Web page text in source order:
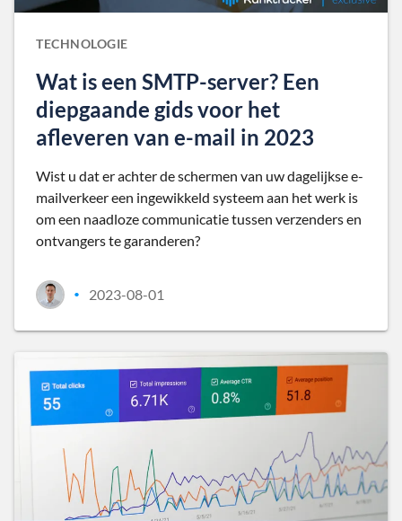
TECHNOLOGIE
Wat is een SMTP-server? Een
diepgaande gids voor het
afleveren van e-mail in 2023
Wist u dat er achter de schermen van uw dagelijkse e-
mailverkeer een ingewikkeld systeem aan het werk is
om een naadloze communicatie tussen verzenders en
ontvangers te garanderen?
• 2023-08-01